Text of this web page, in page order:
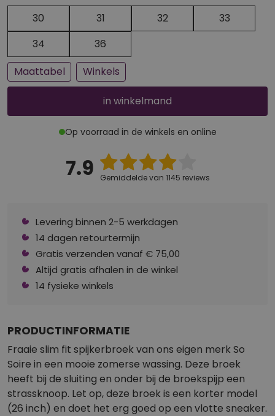
Een paar stuks op voorraad
Bijna uitverkocht
30 31 32
33
34
36
Maattabel
Winkels
in winkelmand
Op voorraad in de winkels en online
7.9 Gemiddelde van 1145 reviews
Levering binnen 2-5 werkdagen
14 dagen retourtermijn
Gratis verzenden vanaf € 75,00
Altijd gratis afhalen in de winkel
14 fysieke winkels
PRODUCTINFORMATIE
Fraaie slim fit spijkerbroek van ons eigen merk So
Soire in een mooie zomerse wassing. Deze broek
heeft bij de sluiting en onder bij de broekspijp een
strassknoop. Let op, deze broek is een korter model
(26 inch) en doet het erg goed op een vlotte sneaker.